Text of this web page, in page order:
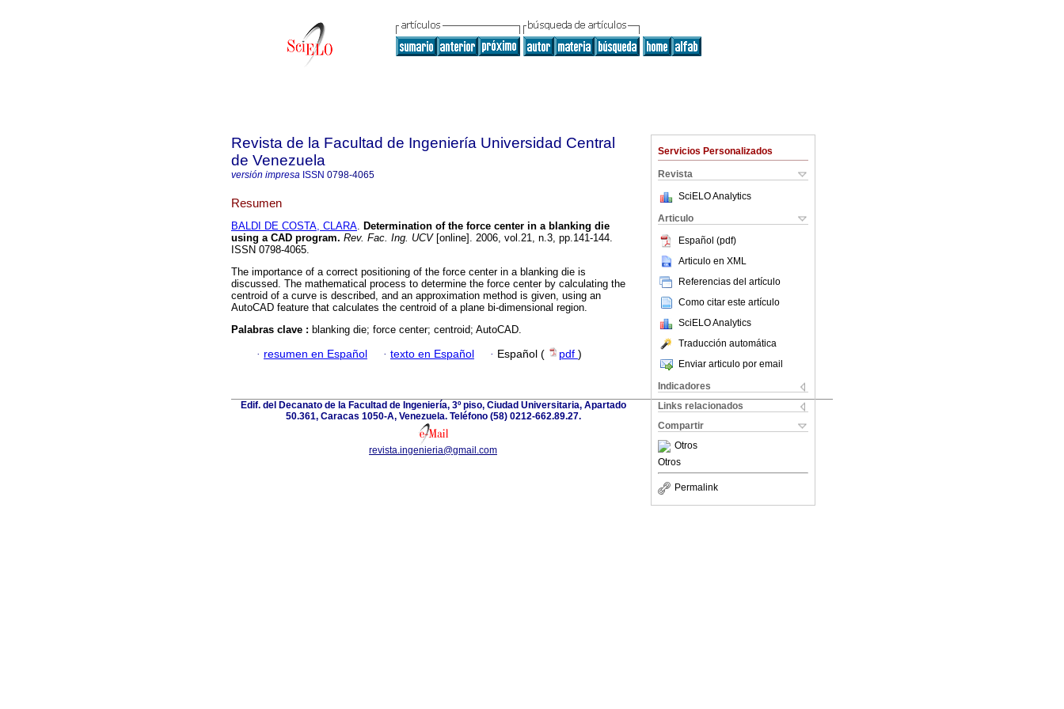
Servicios Personalizados
Revista
SciELO Analytics
Articulo
Español (pdf)
Articulo en XML
Referencias del artículo
Como citar este artículo
SciELO Analytics
Traducción automática
Enviar articulo por email
Indicadores
Links relacionados
Compartir
Otros
Otros
Permalink
Revista de la Facultad de Ingeniería Universidad Central
de Venezuela
versión impresa ISSN 0798-4065
Resumen
BALDI DE COSTA, CLARA. Determination of the force center in a blanking die
using a CAD program. Rev. Fac. Ing. UCV[online]. 2006, vol.21, n.3, pp.141-144.
ISSN 0798-4065.
The importance of a correct positioning of the force center in a blanking die is
discussed. The mathematical process to determine the force center by calculating the
centroid of a curve is described, and an approximation method is given, using an
AutoCAD feature that calculates the centroid of a plane bi-dimensional region.
Palabras clave : blanking die; force center; centroid; AutoCAD.
· resumen en Español · texto en Español · Español ( pdf )
Edif. del Decanato de la Facultad de Ingeniería, 3º piso, Ciudad Universitaria, Apartado
50.361, Caracas 1050-A, Venezuela. Teléfono (58) 0212-662.89.27.
revista.ingenieria@gmail.com